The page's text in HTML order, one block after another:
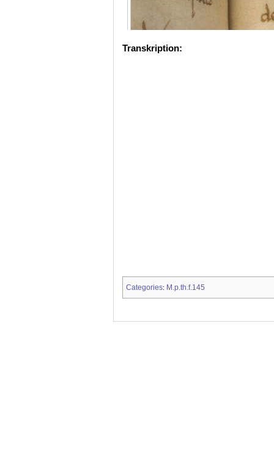
Transkription:
Categories: M.p.th.f.145